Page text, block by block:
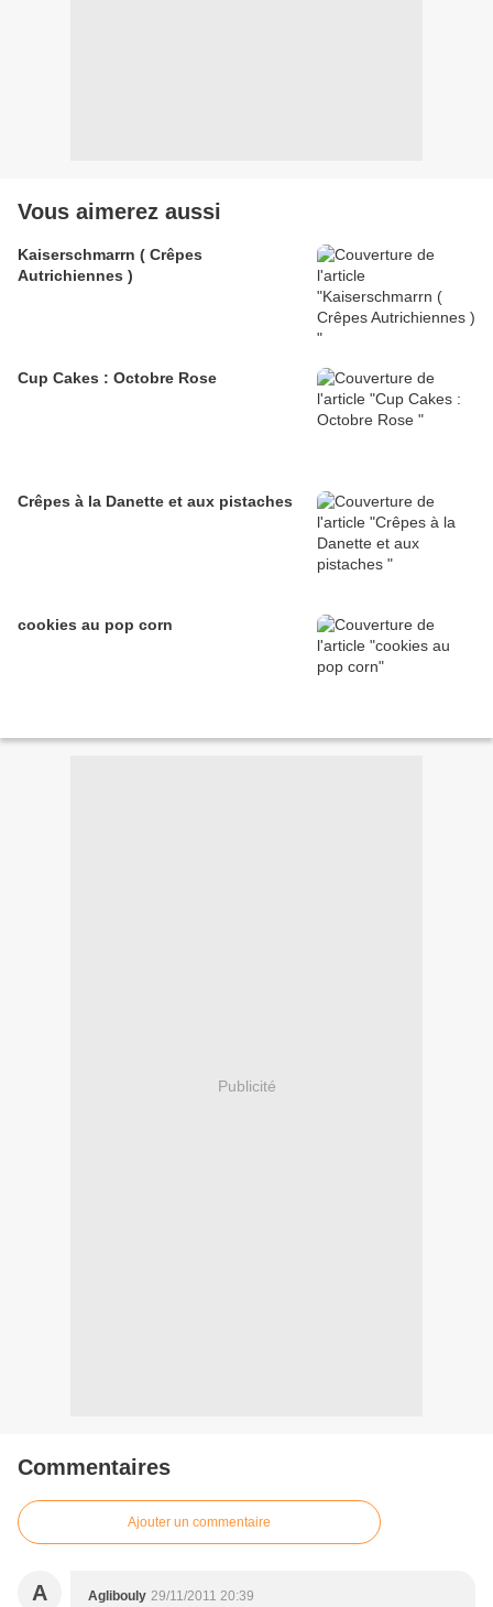
Vous aimerez aussi
Kaiserschmarrn ( Crêpes
Autrichiennes )
Cup Cakes : Octobre Rose
Crêpes à la Danette et aux pistaches
cookies au pop corn
Publicité
Commentaires
Ajouter un commentaire
A Aglibouly 29/11/2011 20:39